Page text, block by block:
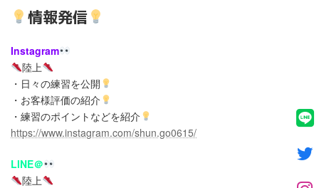
情報発信
Instagram
陸上
・日々の練習を公開
・お客様評価の紹介
・練習のポイントなどを紹介
https://www.instagram.com/shun.go0615/
LINE＠
陸上